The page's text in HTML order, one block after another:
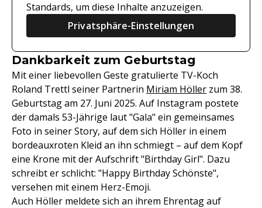
Standards, um diese Inhalte anzuzeigen.
Privatsphäre-Einstellungen
Dankbarkeit zum Geburtstag
Mit einer liebevollen Geste gratulierte TV-Koch
Roland Trettl seiner Partnerin Miriam Höller zum 38.
Geburtstag am 27. Juni 2025. Auf Instagram postete
der damals 53-Jährige laut "Gala" ein gemeinsames
Foto in seiner Story, auf dem sich Höller in einem
bordeauxroten Kleid an ihn schmiegt – auf dem Kopf
eine Krone mit der Aufschrift "Birthday Girl". Dazu
schreibt er schlicht: "Happy Birthday Schönste",
versehen mit einem Herz-Emoji.
Auch Höller meldete sich an ihrem Ehrentag auf